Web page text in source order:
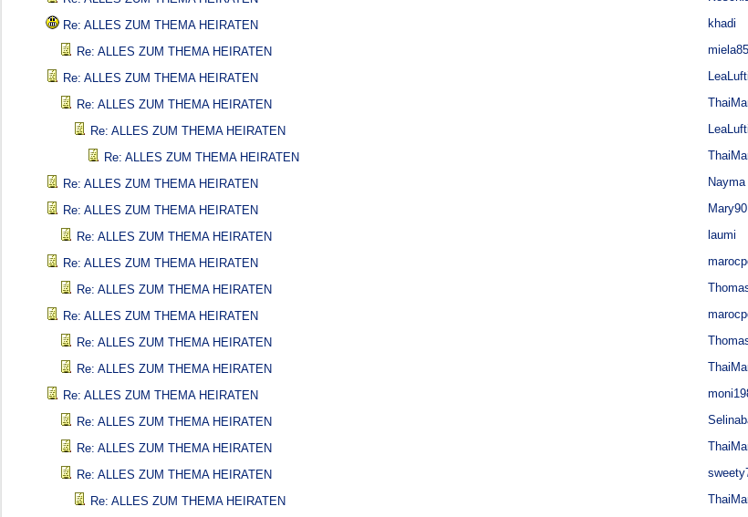
Re: ALLES ZUM THEMA HEIRATEN
khadi
Re: ALLES ZUM THEMA HEIRATEN
miela85
Re: ALLES ZUM THEMA HEIRATEN
Re: ALLES ZUM THEMA HEIRATEN
Re: ALLES ZUM THEMA HEIRATEN
Re: ALLES ZUM THEMA HEIRATEN
Re: ALLES ZUM THEMA HEIRATEN
Nayma
Re: ALLES ZUM THEMA HEIRATEN
Mary90
Re: ALLES ZUM THEMA HEIRATEN
laumi
Re: ALLES ZUM THEMA HEIRATEN
Re: ALLES ZUM THEMA HEIRATEN
Re: ALLES ZUM THEMA HEIRATEN
Re: ALLES ZUM THEMA HEIRATEN
Re: ALLES ZUM THEMA HEIRATEN
Re: ALLES ZUM THEMA HEIRATEN
Re: ALLES ZUM THEMA HEIRATEN
Re: ALLES ZUM THEMA HEIRATEN
Re: ALLES ZUM THEMA HEIRATEN
Re: ALLES ZUM THEMA HEIRATEN